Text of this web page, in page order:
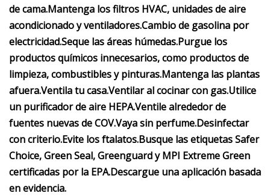
de cama.Mantenga los filtros HVAC, unidades de aire
acondicionado y ventiladores.Cambio de gasolina por
electricidad.Seque las áreas húmedas.Purgue los
productos químicos innecesarios, como productos de
limpieza, combustibles y pinturas.Mantenga las plantas
afuera.Ventila tu casa.Ventilar al cocinar con gas.Utilice
un purificador de aire HEPA.Ventile alrededor de
fuentes nuevas de COV.Vaya sin perfume.Desinfectar
con criterio.Evite los ftalatos.Busque las etiquetas Safer
Choice, Green Seal, Greenguard y MPI Extreme Green
certificadas por la EPA.Descargue una aplicación basada
en evidencia.